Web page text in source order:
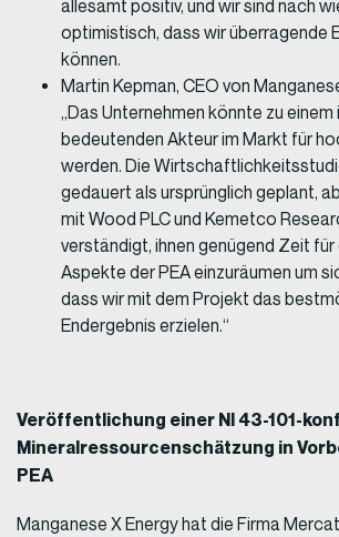
allesamt positiv, und wir sind nach
optimistisch, dass wir überragende
können.
Martin Kepman, CEO von
„Das Unternehmen könnte zu
bedeutenden Akteur im Markt für
werden. Die
gedauert als ursprünglich geplant,
mit Wood PLC und Kemetco
verständigt, ihnen genügend Zeit für
Aspekte der PEA einzuräumen um
dass wir mit dem Projekt das
Endergebnis erzielen.“
Veröffentlichung einer NI 43-101-
Mineralressourcenschätzung in
PEA
Manganese X Energy hat die Firma